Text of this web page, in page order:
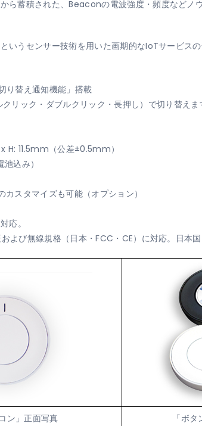
ら蓄積された、Beaconの電波強度・頻度など
いうセンサー技術を用いた画期的なIoTサービスの
り替え通知機能」搭載
リック・ダブルクリック・長押し）で切り替えま
11.5mm（公差±0.5mm）
込み）
スタマイズも可能（オプション）
応。
および無線規格（日本・FCC・CE）に対応。日本
ン」正面写真 「ボ